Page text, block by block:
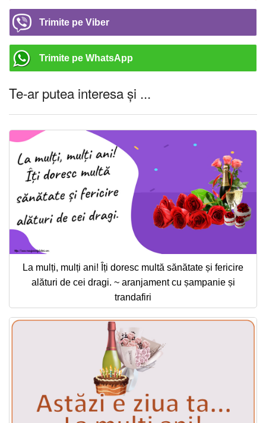
Trimite pe Viber
Trimite pe WhatsApp
Te-ar putea interesa și ...
La mulți, mulți ani! Îți doresc multă sănătate și fericire
alături de cei dragi. ~ aranjament cu șampanie și
trandafiri